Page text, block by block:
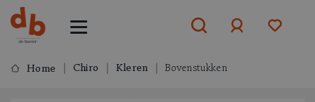
Home Chiro Kleren Bovenstukken